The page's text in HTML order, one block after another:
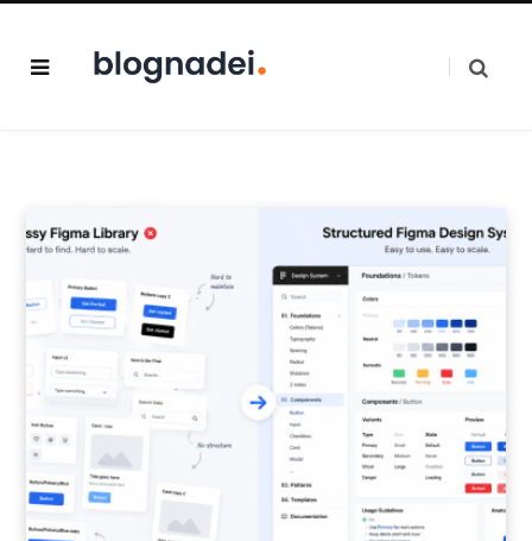
Blognadei